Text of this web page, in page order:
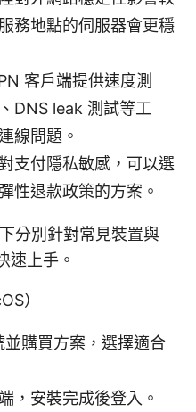
務地點的伺服器會更穩
客戶端提供速度測
DNS leak 測試等工
線問題。
支付隱私敏感，可以選
性退款政策的方案。
分別針對常見裝置與
速上手。
）
購買方案，選擇適合
，安裝完成後登入。